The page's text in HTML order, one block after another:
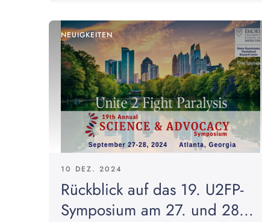
NEUIGKEITEN
10 DEZ. 2024
Rückblick auf das 19. U2FP-
Symposium am 27. und 28...